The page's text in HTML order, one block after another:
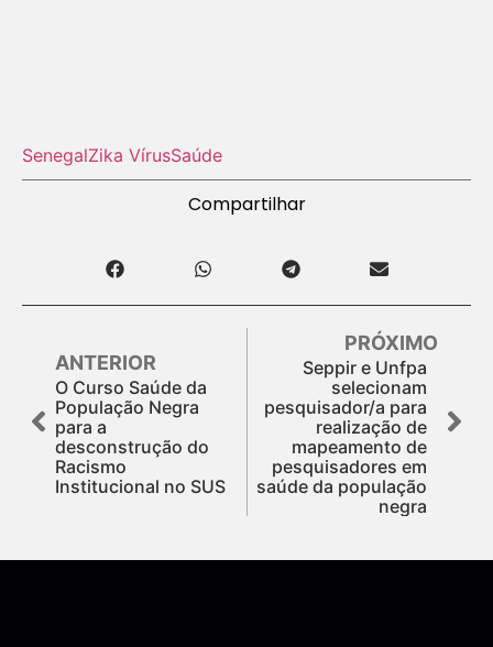
SenegalZika VírusSaúde
Compartilhar
ANTERIOR
O Curso Saúde da
População Negra
para a
desconstrução do
Racismo
Institucional no SUS
PRÓXIMO
Seppir e Unfpa
selecionam
pesquisador/a para
realização de
mapeamento de
pesquisadores em
saúde da população
negra